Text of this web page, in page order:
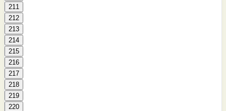
211
212
213
214
215
216
217
218
219
220